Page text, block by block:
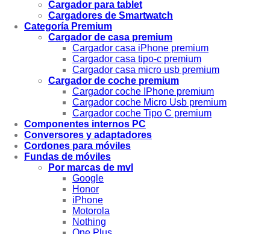
Cargador para tablet
Cargadores de Smartwatch
Categoría Premium
Cargador de casa premium
Cargador casa iPhone premium
Cargador casa tipo-c premium
Cargador casa micro usb premium
Cargador de coche premium
Cargador coche IPhone premium
Cargador coche Micro Usb premium
Cargador coche Tipo C premium
Componentes internos PC
Conversores y adaptadores
Cordones para móviles
Fundas de móviles
Por marcas de mvl
Google
Honor
iPhone
Motorola
Nothing